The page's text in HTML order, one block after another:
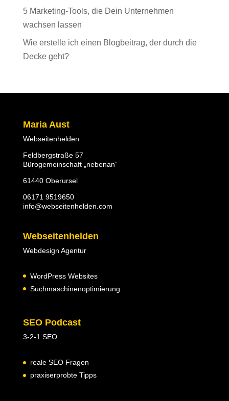
5 Marketing-Tools, die Dein Unternehmen
wachsen lassen
Wie erstelle ich einen Blogbeitrag, der durch die
Decke geht?
Maria Aust
Webseitenhelden
Feldbergstraße 57
Bürogemeinschaft „nebenan“
61440 Oberursel
06171 9519650
info@webseitenhelden.com
Webseitenhelden
Webdesign Agentur
WordPress Websites
Suchmaschinenoptimierung
SEO Podcast
3-2-1 SEO
reale SEO Fragen
praxiserprobte Tipps